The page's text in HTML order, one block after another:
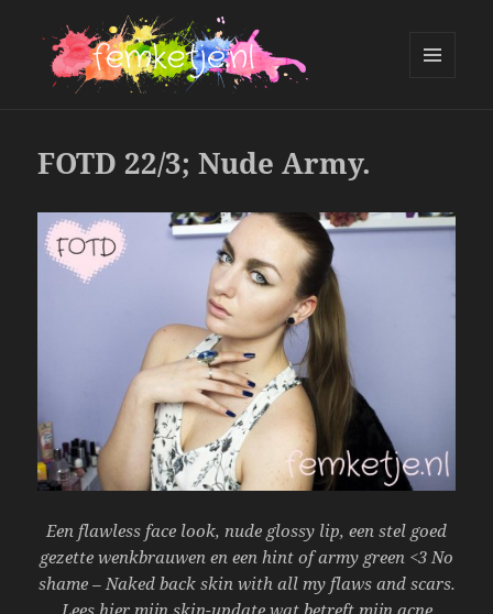
FOTD 22/3; Nude Army.
Een flawless face look, nude glossy lip, een stel goed
gezette wenkbrauwen en een hint of army green <3 No
shame – Naked back skin with all my flaws and scars.
Lees hier mijn skin-updatewat betreft mijn acne